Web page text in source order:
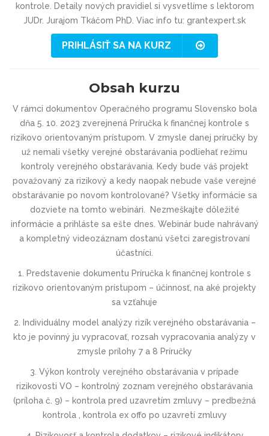
kontrole. Detaily nových pravidiel si vysvetlíme s lektorom
JUDr. Jurajom Tkáčom PhD. Viac info tu: grantexpert.sk
PRIHLÁSIŤ SA NA KURZ
Obsah kurzu
V rámci dokumentov Operačného programu Slovensko bola
dňa 5. 10. 2023 zverejnená Príručka k finančnej kontrole s
rizikovo orientovaným prístupom. V zmysle danej príručky by
už nemali všetky verejné obstarávania podliehať režimu
kontroly verejného obstarávania. Kedy bude váš projekt
považovaný za rizikový a kedy naopak nebude vaše verejné
obstarávanie po novom kontrolované? Všetky informácie sa
dozviete na tomto webinári. Nezmeškajte dôležité
informácie a prihláste sa ešte dnes. Webinár bude nahrávaný
a kompletný videozáznam dostanú všetci zaregistrovaní
účastníci.
1. Predstavenie dokumentu Príručka k finančnej kontrole s
rizikovo orientovaným prístupom – účinnosť, na aké projekty
sa vzťahuje
2. Individuálny model analýzy rizík verejného obstarávania –
kto je povinný ju vypracovať, rozsah vypracovania analýzy v
zmysle prílohy 7 a 8 Príručky
3. Výkon kontroly verejného obstarávania v prípade
rizikovosti VO – kontrolný zoznam verejného obstarávania
(príloha č. 9) – kontrola pred uzavretím zmluvy – predbežná
kontrola , kontrola ex offo po uzavretí zmluvy